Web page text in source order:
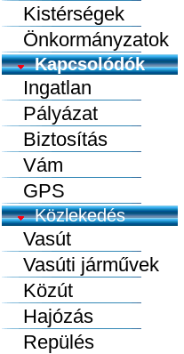
Kistérségek
Önkormányzatok
Kapcsolódók
Ingatlan
Pályázat
Biztosítás
Vám
GPS
Közlekedés
Vasút
Vasúti járművek
Közút
Hajózás
Repülés